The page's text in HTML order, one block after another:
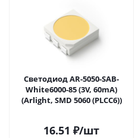
Светодиод AR-5050-SAB-
White6000-85 (3V, 60mA)
(Arlight, SMD 5060 (PLCC6))
16.51 ₽/шт